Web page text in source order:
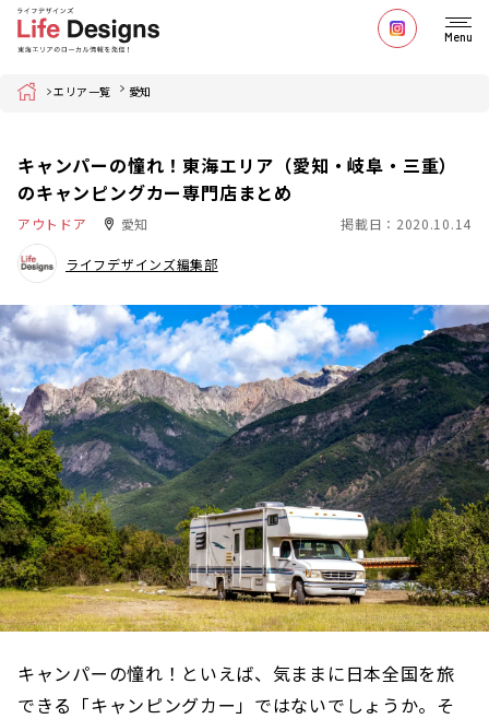
Menu
Home エリア一覧 愛知
キャンパーの憧れ！東海エリア（愛知・岐阜・三重）
のキャンピングカー専門店まとめ
アウトドア 愛知 掲載日：2020.10.14
ライフデザインズ編集部
キャンパーの憧れ！といえば、気ままに日本全国を旅
できる「キャンピングカー」ではないでしょうか。そ